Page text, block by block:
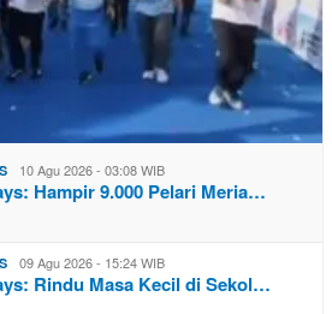
10 Agu 2026 - 03:08 WIB
Hampir 9.000 Pelari Meria…
09 Agu 2026 - 15:24 WIB
Rindu Masa Kecil di Sekol…